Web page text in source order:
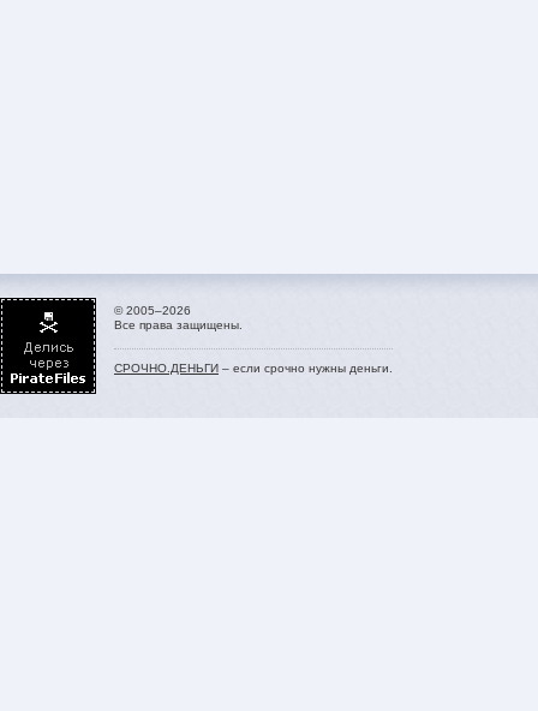
© 2005–2026
Все права защищены.
СРОЧНО.ДЕНЬГИ – если срочно нужны деньги.